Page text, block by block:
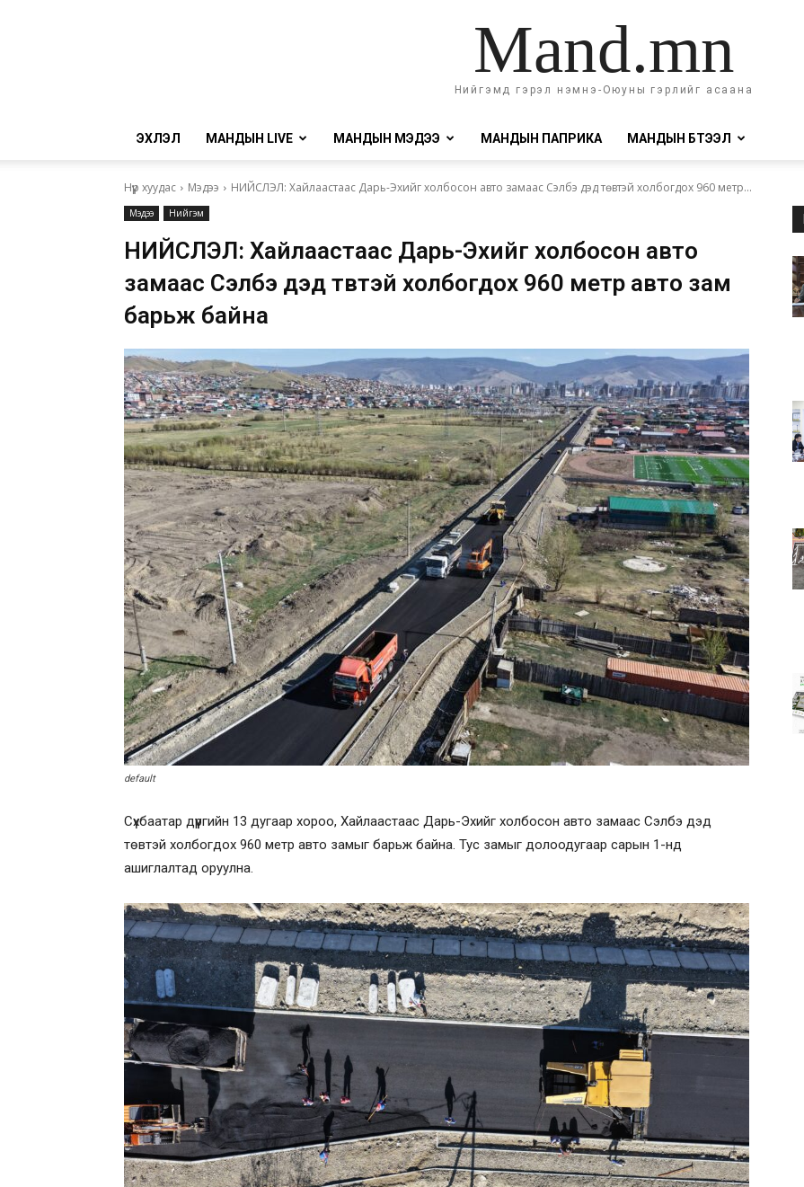
Mand.mn
Нийгэмд гэрэл нэмнэ-Оюуны гэрлийг асаана
ЭХЛЭЛ МАНДЫН LIVE МАНДЫН МЭДЭЭ МАНДЫН ПАПРИКА МАНДЫН БҮТЭЭЛ
Нүүр хуудас Мэдээ НИЙСЛЭЛ: Хайлаастаас Дарь-Эхийг холбосон авто замаас Сэлбэ дэд төвтэй холбогдох 960 метр...
Мэдээ Нийгэм
НИЙСЛЭЛ: Хайлаастаас Дарь-Эхийг холбосон авто
замаас Сэлбэ дэд төвтэй холбогдох 960 метр авто зам
барьж байна
default
Сүхбаатар дүүргийн 13 дугаар хороо, Хайлаастаас Дарь-Эхийг холбосон авто замаас Сэлбэ дэд
төвтэй холбогдох 960 метр авто замыг барьж байна. Тус замыг долоодугаар сарын 1-нд
ашиглалтад оруулна.